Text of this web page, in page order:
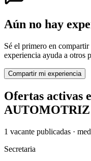
Aún no hay
Sé el primero en compartir
experiencia ayuda a otros
Compartir mi experiencia
Ofertas activas
AUTOMOTRIZ
1 vacante publicadas ·
Secretaria